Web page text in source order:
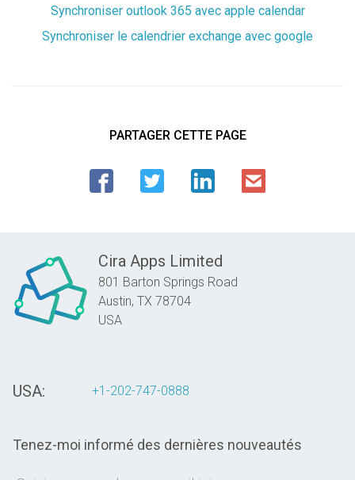
Synchroniser outlook 365 avec apple calendar
Synchroniser le calendrier exchange avec google
PARTAGER CETTE PAGE
Cira Apps Limited
801 Barton Springs Road
Austin, TX 78704
USA
USA: +1-202-747-0888
Tenez-moi informé des dernières nouveautés